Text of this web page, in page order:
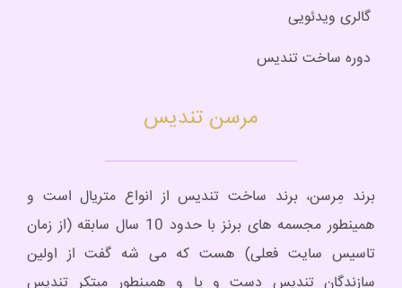
گالری ویدئویی
دوره ساخت تندیس
مرسن تندیس
برند مِرسن، برند ساخت تندیس از انواع متریال است و
همینطور مجسمه های برنز با حدود 10 سال سابقه (از زمان
تاسیس سایت فعلی) هست که می شه گفت از اولین
سازندگان تندیس دست و پا و همینطور مبتکر تندیس